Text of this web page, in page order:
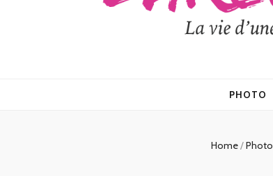
PHOTO
Home/Photo